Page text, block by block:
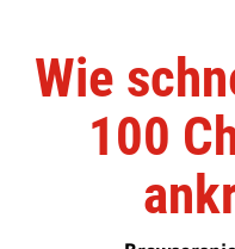
Wie
100